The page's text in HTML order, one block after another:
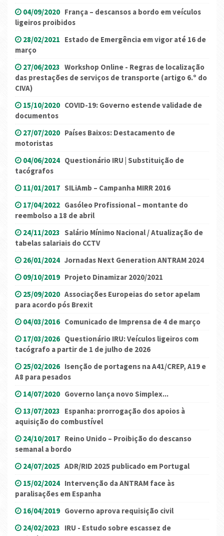
04/09/2020 França – descansos a bordo em veículos
ligeiros proibidos
28/02/2021 Estado de Emergência em vigor até 16 de
março
27/06/2023 Workshop Online - Regras de localização
das prestações de serviços de transporte (artigo 6.º do
CIVA)
15/10/2020 COVID-19: Governo estende validade de
documentos
27/07/2020 Países Baixos: Destacamento de
motoristas
04/06/2024 Questionário IRU | Substituição de
tacógrafos
11/01/2017 SILiAmb – Campanha MIRR 2016
17/04/2022 Gasóleo Profissional – montante do
reembolso a 18 de abril
24/11/2023 Salário Mínimo Nacional / Atualização de
tabelas salariais do CCTV
26/01/2024 Jornadas Next Generation ANTRAM 2024
09/10/2019 Projeto Dinamizar 2020/2021
25/09/2020 Associações Europeias do setor apelam
para acordo pós Brexit
04/03/2016 Comunicado de Imprensa de 4 de março
17/03/2026 Questionário IRU: Veículos ligeiros com
tacógrafo a partir de 1 de julho de 2026
25/02/2026 Isenção de portagens na A41/CREP, A19 e
A8 para pesados
14/07/2020 Governo lança novo Simplex...
13/07/2023 Espanha: prorrogação dos apoios à
aquisição do combustível
24/10/2017 Reino Unido – Proibição do descanso
semanal a bordo
24/07/2025 ADR/RID 2025 publicado em Portugal
15/02/2024 Intervenção da ANTRAM face às
paralisações em Espanha
16/04/2019 Governo aprova requisição civil
24/02/2023 IRU - Estudo sobre escassez de